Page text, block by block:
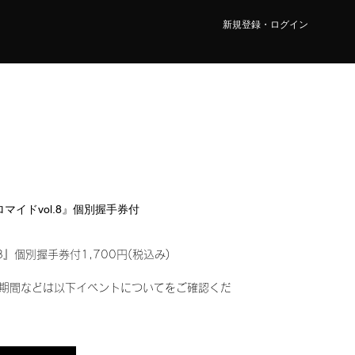
新規登録・ログイン
イドvol.8』個別握手券付
』個別握手券付1,700円(税込み)
間などは以下イベントについてをご確認くだ